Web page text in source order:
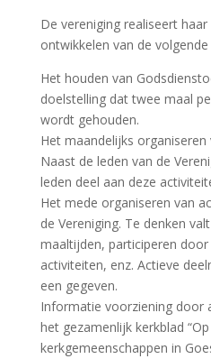
De vereniging realiseert
ontwikkelen van de
Het houden van
doelstelling dat twee maal
wordt gehouden.
Het maandelijks organiseren
Naast de leden van de
leden deel aan deze
Het mede organiseren van
de Vereniging. Te denken
maaltijden, participeren
activiteiten, enz. Actieve
een gegeven.
Informatie voorziening door
het gezamenlijk kerkblad
kerkgemeenschappen in